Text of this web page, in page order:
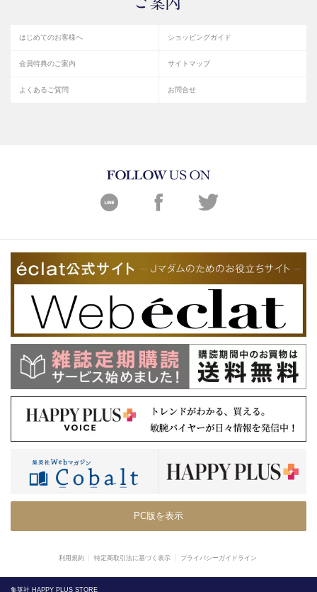
はじめてのお客様へ ショッピングガイド
会員特典のご案内 サイトマップ
よくあるご質問 お問合せ
PC版を表示
利用規約 特定商取引法に基づく表示 プライバシーガイドライン
集英社 HAPPY PLUS STORE